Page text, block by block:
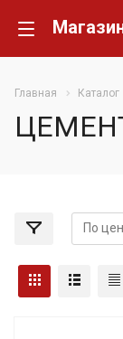
Главная Каталог